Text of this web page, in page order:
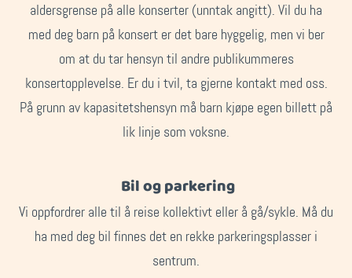
aldersgrense på alle konserter (unntak angitt). Vil du ha
med deg barn på konsert er det bare hyggelig, men vi ber
om at du tar hensyn til andre publikummeres
konsertopplevelse. Er du i tvil, ta gjerne kontakt med oss.
På grunn av kapasitetshensyn må barn kjøpe egen billett på
lik linje som voksne.
Bil og parkering
Vi oppfordrer alle til å reise kollektivt eller å gå/sykle. Må du
ha med deg bil finnes det en rekke parkeringsplasser i
sentrum.